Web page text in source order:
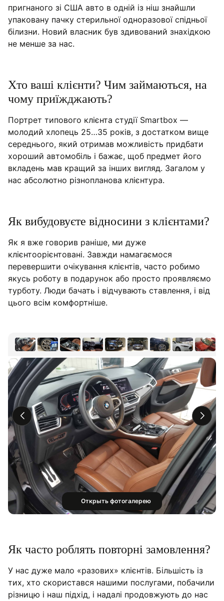
пригнаного зі США авто в одній із ніш знайшли
упаковану пачку стерильної одноразової спідньої
білизни. Новий власник був здивований знахідкою
не менше за нас.
Хто ваші клієнти? Чим займаються, на
чому приїжджають?
Портрет типового клієнта студії Smartbox —
молодий хлопець 25…35 років, з достатком вище
середнього, який отримав можливість придбати
хороший автомобіль і бажає, щоб предмет його
вкладень мав кращий за інших вигляд. Загалом у
нас абсолютно різнопланова клієнтура.
Як вибудовуєте відносини з клієнтами?
Як я вже говорив раніше, ми дуже
клієнтоорієнтовані. Завжди намагаємося
перевершити очікування клієнтів, часто робимо
якусь роботу в подарунок або просто проявляємо
турботу. Люди бачать і відчувають ставлення, і від
цього всім комфортніше.
Открыть фотогалерею
Як часто роблять повторні замовлення?
У нас дуже мало «разових» клієнтів. Більшість із
тих, хто скористався нашими послугами, побачили
різницю і наш підхід, і надалі продовжують до нас